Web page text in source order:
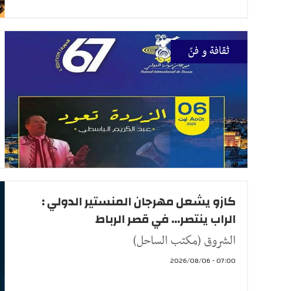
ثقافة و فنّ
كازو يشعل مهرجان المنستير الدولي :
الراب ينتصر... في قصر الرباط
الشروق (مكتب الساحل)
07:00 - 2026/08/06